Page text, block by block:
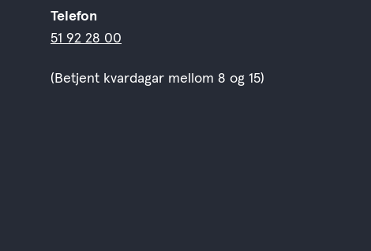
Telefon
51 92 28 00
(Betjent kvardagar mellom 8 og 15)